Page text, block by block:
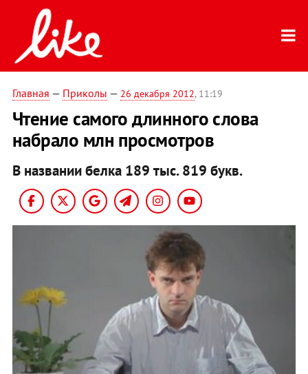
Главная — Приколы — 26 декабря 2012, 11:19
Чтение самого длинного слова
набрало млн просмотров
В названии белка 189 тыс. 819 букв.